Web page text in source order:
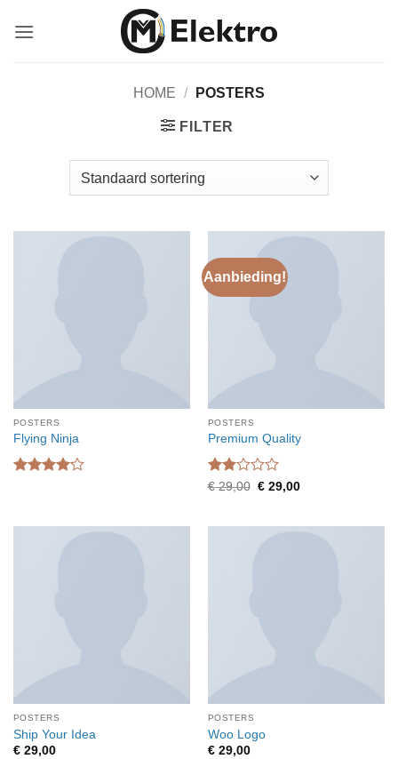
naar
HOME / POSTERS
FILTER
POSTERS
Flying Ninja
Aanbieding!
POSTERS
Premium Quality
Waardering
€29,00 Oorspronkelijke
€29,00Huidige
POSTERS
Ship Your Idea
€29,00
POSTERS
Woo Logo
€29,00